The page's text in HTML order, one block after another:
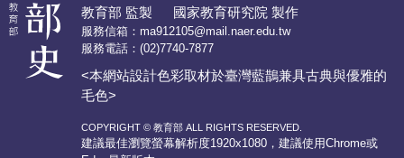
教育部 監製 國家教育研究院 製作
服務信箱： ma912105@mail.naer.edu.tw
服務電話： (02)7740-7877
<本網站設計色彩取材於臺灣藍鵲兼具古典與優雅的
毛色>
COPYRIGHT © 教育部 ALL RIGHTS RESERVED.
建議最佳瀏覽螢幕解析度1920x1080，建議使用Chrome或